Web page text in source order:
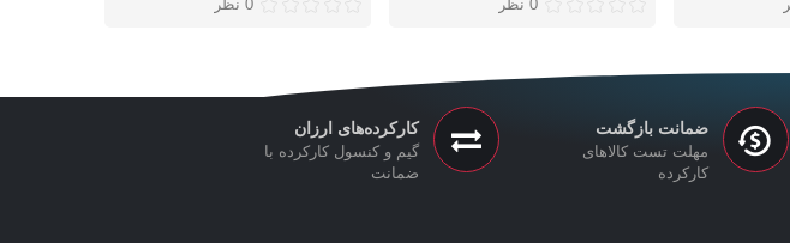
0 نظر 0 نظر
ضمانت بازگشت
مهلت تست کالاهای
کارکرده
کارکرده‌های ارزان
گیم و کنسول کارکرده با
ضمانت